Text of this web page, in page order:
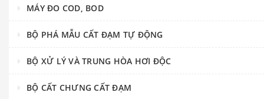
MÁY ĐO COD, BOD
BỘ PHÁ MẪU CẤT ĐẠM TỰ ĐỘNG
BỘ XỬ LÝ VÀ TRUNG HÒA HƠI ĐỘC
BỘ CẤT CHƯNG CẤT ĐẠM